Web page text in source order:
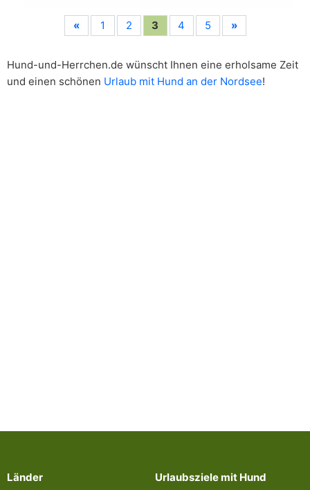
« 1 2 3 4 5 »
Hund-und-Herrchen.de wünscht Ihnen eine erholsame Zeit
und einen schönen Urlaub mit Hund an der Nordsee!
Länder Urlaubsziele mit Hund